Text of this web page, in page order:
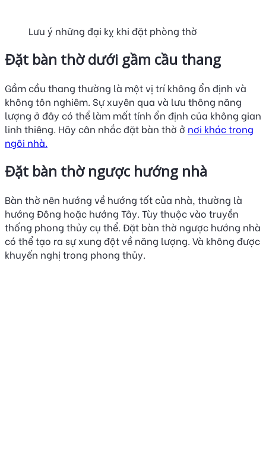
Lưu ý những đại kỵ khi đặt phòng thờ
Đặt bàn thờ dưới gầm cầu thang
Gầm cầu thang thường là một vị trí không ổn định và
không tôn nghiêm. Sự xuyên qua và lưu thông năng
lượng ở đây có thể làm mất tính ổn định của không gian
linh thiêng. Hãy cân nhắc đặt bàn thờ ở nơi khác trong
ngôi nhà.
Đặt bàn thờ ngược hướng nhà
Bàn thờ nên hướng về hướng tốt của nhà, thường là
hướng Đông hoặc hướng Tây. Tùy thuộc vào truyền
thống phong thủy cụ thể. Đặt bàn thờ ngược hướng nhà
có thể tạo ra sự xung đột về năng lượng. Và không được
khuyến nghị trong phong thủy.